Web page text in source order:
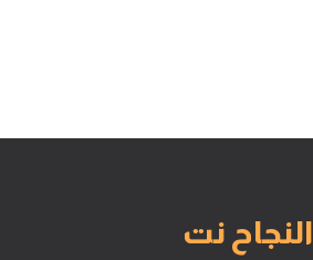
النجاح نت